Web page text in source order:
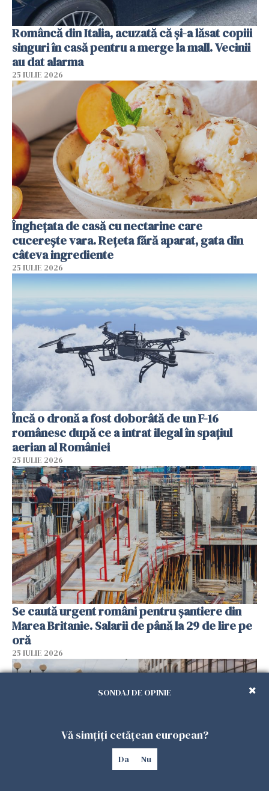
Româncă din Italia, acuzată că și-a lăsat copiii
singuri în casă pentru a merge la mall. Vecinii
au dat alarma
25 IULIE 2026
Înghețata de casă cu nectarine care
cucerește vara. Rețeta fără aparat, gata din
câteva ingrediente
25 IULIE 2026
Încă o dronă a fost doborâtă de un F-16
românesc după ce a intrat ilegal în spațiul
aerian al României
25 IULIE 2026
Se caută urgent români pentru șantiere din
Marea Britanie. Salarii de până la 29 de lire pe
oră
25 IULIE 2026
SONDAJ DE OPINIE
Vă simțiți cetățean european?
Da Nu